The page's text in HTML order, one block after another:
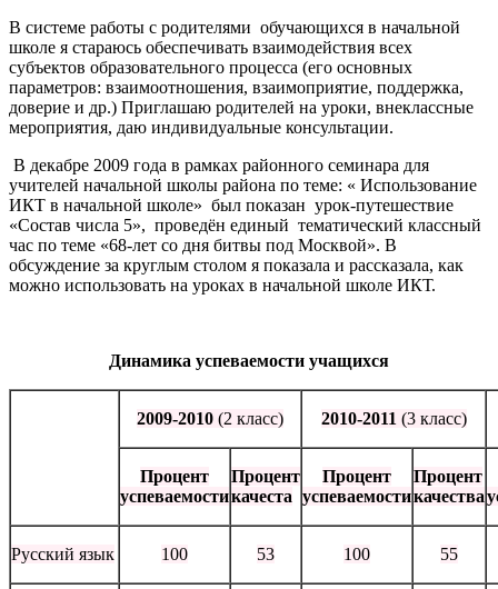
В системе работы с родителями обучающихся в начальной
школе я стараюсь обеспечивать взаимодействия всех
субъектов образовательного процесса (его основных
параметров: взаимоотношения, взаимоприятие, поддержка,
доверие и др.) Приглашаю родителей на уроки, внеклассные
мероприятия, даю индивидуальные консультации.
В декабре 2009 года в рамках районного семинара для
учителей начальной школы района по теме: « Использование
ИКТ в начальной школе» был показан урок-путешествие
«Состав числа 5», проведён единый тематический классный
час по теме «68-лет со дня битвы под Москвой». В
обсуждение за круглым столом я показала и рассказала, как
можно использовать на уроках в начальной школе ИКТ.
Динамика успеваемости учащихся
2009-2010 (2 класс) 2010-2011 (3 класс)
Процент
успеваемости
Процент
качеста
Процент
успеваемости
Процент
качества
Русский язык 100 53 100 55